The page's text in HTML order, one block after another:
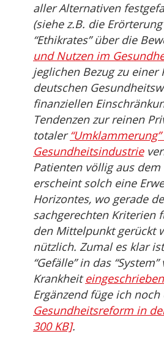
aller Alternativen
(siehe z.B. die
“Ethikrates” über die
und Nutzen im
jeglichen Bezug zu einer
deutschen
finanziellen
Tendenzen zur reinen
totaler
Gesundheitsindustrie
Patienten völlig aus
erscheint solch eine
Horizontes, wo gerade
sachgerechten Kriterien
den Mittelpunkt gerückt
nützlich. Zumal es klar
“Gefälle” in das
Krankheit
Ergänzend füge ich noch
Gesundheitsreform in
300 KB].